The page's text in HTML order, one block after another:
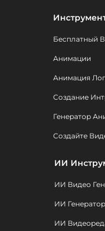
Бесплатный
Анимации
Анимация
Создание
Генератор
Создайте
ИИ
ИИ Видео
ИИ
ИИ